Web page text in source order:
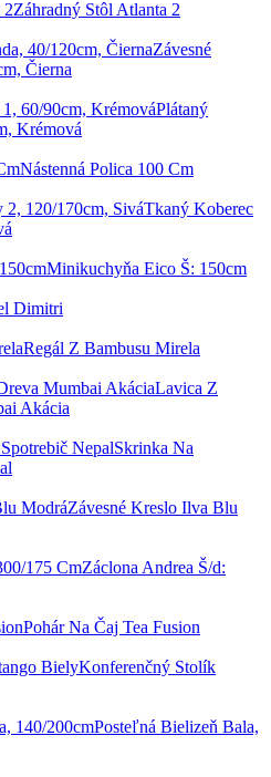
Záhradný Stôl Atlanta 2
Závesné
Čierna
Plátaný
Krémová
Nástenná Polica 100 Cm
Tkaný Koberec
Minikuchyňa Eico Š: 150cm
Dimitri
Regál Z Bambusu Mirela
Lavica Z
Akácia
Skrinka Na
Závesné Kreslo Ilva Blu
Záclona Andrea Š/d:
Pohár Na Čaj Tea Fusion
Konferenčný Stolík
Posteľná Bielizeň Bala,